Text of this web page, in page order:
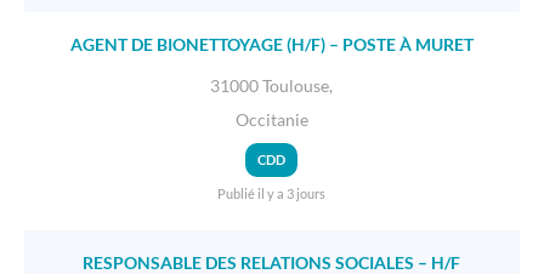
AGENT DE BIONETTOYAGE (H/F) – POSTE À MURET
31000 Toulouse,
Occitanie
CDD
Publié il y a 3 jours
RESPONSABLE DES RELATIONS SOCIALES – H/F